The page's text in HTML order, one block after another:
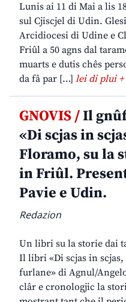
Lunis ai 11 di Mai a lis
sul Cjiscjel di Udin.
Arcidiocesi di Udine e
Friûl a 50 agns dal
muarts e dutis chês
da fâ par […] lei di plui +
GNOVIS /Il
«Di scjas in
Floramo, su la
in Friûl.
Pavie e Udin.
Redazion
Un libri su la storie dai
Il libri «Di scjas in
furlane» di Agnul/
clâr e cronologjic la